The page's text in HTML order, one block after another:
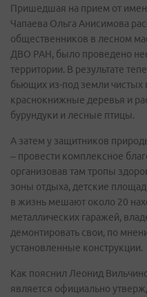
Пришедшая на прием от
Чапаева Ольга Анисимова
общественников в лесном
ДВО РАН, было проведено
территории. В результате
бьющих из-под земли чистых
краснокнижные деревья и
бурундуки и лесные птицы.
А затем у защитников
– провести комплексное
организовав там тропы
зоны отдыха, детские
в жизнь мешают около 20
металлических гаражей,
демонтировать свои, по
установленные конструкции.
Как пояснил Леонид
является официально